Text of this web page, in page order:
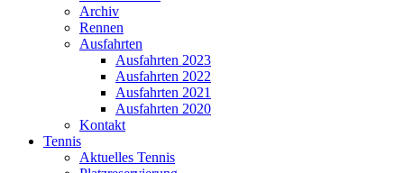
Archiv
Rennen
Ausfahrten
Ausfahrten 2023
Ausfahrten 2022
Ausfahrten 2021
Ausfahrten 2020
Kontakt
Tennis
Aktuelles Tennis